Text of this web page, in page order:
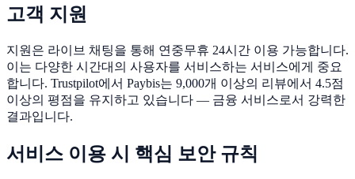
고객 지원
지원은 라이브 채팅을 통해 연중무휴 24시간 이용 가능합니다.
이는 다양한 시간대의 사용자를 서비스하는 서비스에게 중요
합니다. Trustpilot에서 Paybis는 9,000개 이상의 리뷰에서 4.5점
이상의 평점을 유지하고 있습니다 — 금융 서비스로서 강력한
결과입니다.
서비스 이용 시 핵심 보안 규칙